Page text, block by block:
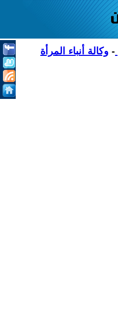
- وكالة أنباء المرأة